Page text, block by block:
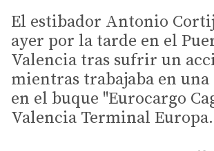
El estibador Antonio
ayer por la tarde en el
Valencia tras sufrir un
mientras trabajaba en
en el buque "Eurocargo
Valencia Terminal Europa.